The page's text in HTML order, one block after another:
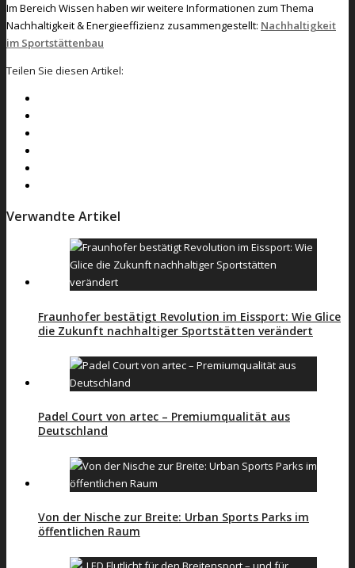
Im Bereich Wissen haben wir weitere Informationen zum Thema
Nachhaltigkeit & Energieeffizienz zusammengestellt: Nachhaltigkeit
im Sportstättenbau
Teilen Sie diesen Artikel:
Verwandte Artikel
Fraunhofer bestätigt Revolution im Eissport: Wie Glice
die Zukunft nachhaltiger Sportstätten verändert
Padel Court von artec – Premiumqualität aus
Deutschland
Von der Nische zur Breite: Urban Sports Parks im
öffentlichen Raum